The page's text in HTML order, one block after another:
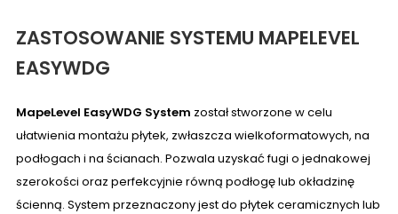
ZASTOSOWANIE SYSTEMU MAPELEVEL
EASYWDG
MapeLevel EasyWDG System został stworzone w celu
ułatwienia montażu płytek, zwłaszcza wielkoformatowych, na
podłogach i na ścianach. Pozwala uzyskać fugi o jednakowej
szerokości oraz perfekcyjnie równą podłogę lub okładzinę
ścienną. System przeznaczony jest do płytek ceramicznych lub